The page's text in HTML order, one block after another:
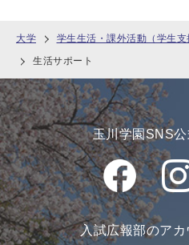
大学
学生生活・課外活動（学生支
生活サポート
玉川学園SNS公
入試広報部のア